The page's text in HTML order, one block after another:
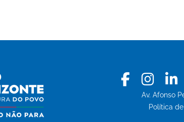
Av. Afonso
Política